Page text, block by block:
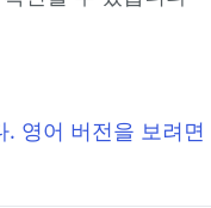
영어 버전을 보려